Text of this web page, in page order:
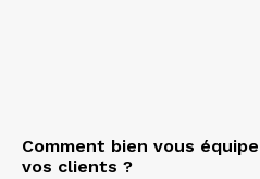
Comment bien vous
vos clients ?